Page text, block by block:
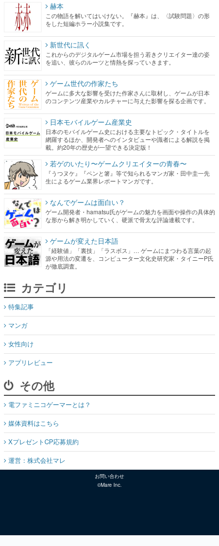
赫本
この物語を解いてはいけない。『赫本』は、〈試験問題〉の形
をした短編ホラー小説集です。
新世代に訊く
これからのデジタルゲーム市場を担う若きクリエイター達の姿
を追い、彼らのルーツと情熱を探っていきます。
ゲーム世代の作家たち
ゲームに多大な影響を受けた作家さんに取材し、ゲームが日本
のコンテンツ産業やカルチャーに与えた影響を探る企画です。
日本モバイルゲーム産業史
日本のモバイルゲーム史における主要なトピック・タイトルを
網羅するほか、開発者へのインタビューや識者による解説を掲
載。約20年の歴史が一望できる決定版！
若ゲのいたり〜ゲームクリエイターの青春〜
『うつヌケ』『ペンと箸』等で知られるマンガ家・田中圭一先
生によるゲーム業界レポートマンガです。
なんでゲームは面白い？
ゲーム開発者・hamatsu氏がゲームの魅力を画面や操作の具体的
な形から解き明かしていく、硬派で骨太な評論連載です。
ゲームが変えた日本語
「経験値」「裏技」「ラスボス」… ゲームにまつわる言葉の起
源や用法の変遷を、コンピューター文化史研究家・タイニーP氏
が徹底調査。
カテゴリ
特集記事
マンガ
女性向け
アプリレビュー
その他
電ファミニコゲーマーとは？
媒体資料はこちら
XプレゼントCP応募規約
運営：株式会社マレ
お問い合わせ
©Mare Inc.